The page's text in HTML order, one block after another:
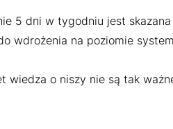
5 dni w tygodniu jest
wdrożenia na poziomie
wiedza o niszy nie są tak